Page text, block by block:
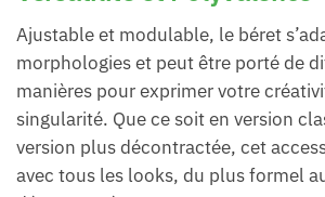
Ajustable et modulable, le béret
morphologies et peut être porté de
manières pour exprimer votre
singularité. Que ce soit en version
version plus décontractée, cet
avec tous les looks, du plus formel